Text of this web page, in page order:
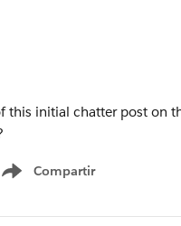
this initial chatter post on
Compartir
Show menu